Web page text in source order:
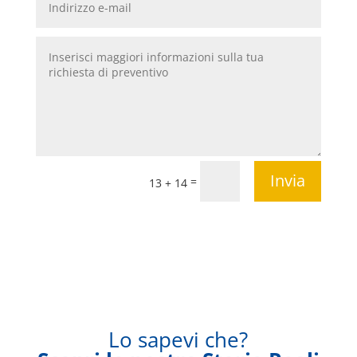
13 + 14 = Invia
Lo sapevi che?